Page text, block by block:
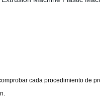
cada procedimiento de